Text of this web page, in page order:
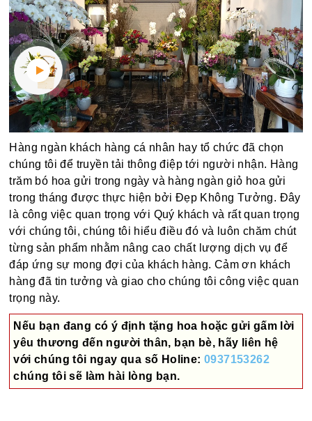
Hàng ngàn khách hàng cá nhân hay tổ chức đã chọn
chúng tôi để truyền tải thông điệp tới người nhận. Hàng
trăm bó hoa gửi trong ngày và hàng ngàn giỏ hoa gửi
trong tháng được thực hiện bởi Đẹp Không Tưởng. Đây
là công việc quan trọng với Quý khách và rất quan trọng
với chúng tôi, chúng tôi hiểu điều đó và luôn chăm chút
từng sản phẩm nhằm nâng cao chất lượng dịch vụ để
đáp ứng sự mong đợi của khách hàng. Cảm ơn khách
hàng đã tin tưởng và giao cho chúng tôi công việc quan
trọng này.
Nếu bạn đang có ý định tặng hoa hoặc gửi gấm lời
yêu thương đến người thân, bạn bè, hãy liên hệ
với chúng tôi ngay qua số Holine:0937153262
chúng tôi sẽ làm hài lòng bạn.